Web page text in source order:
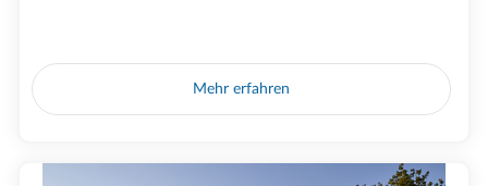
Mehr erfahren